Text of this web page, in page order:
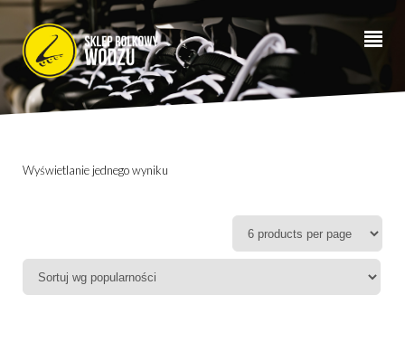
Wyświetlanie jednego wyniku